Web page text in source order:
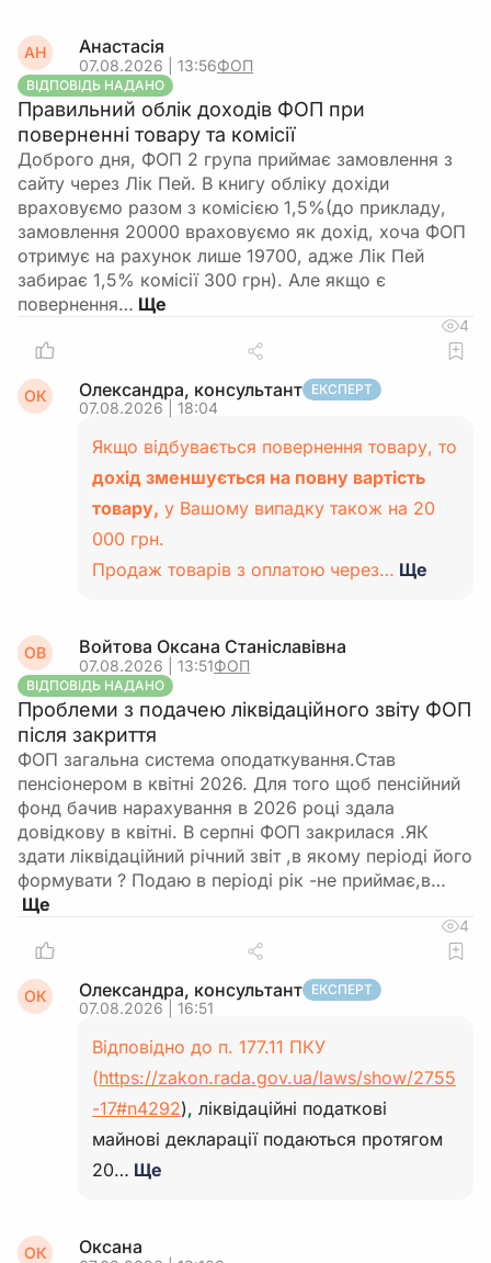
АН Анастасія
07.08.2026 | 13:56ФОП
ВІДПОВІДЬ НАДАНО
Правильний облік доходів ФОП при
поверненні товару та комісії
Доброго дня, ФОП 2 група приймає замовлення з
сайту через Лік Пей. В книгу обліку дохіди
враховуємо разом з комісією 1,5%(до прикладу,
замовлення 20000 враховуємо як дохід, хоча ФОП
отримує на рахунок лише 19700, адже Лік Пей
забирає 1,5% комісії 300 грн). Але якщо є
повернення…
4
ОК Олександра, консультант ЕКСПЕРТ
07.08.2026 | 18:04
Якщо відбувається повернення товару, то
дохід зменшується на повну вартість
товару, у Вашому випадку також на 20
000 грн.
Продаж товарів з оплатою через… Ще
ОВ Войтова Оксана Станіславівна
07.08.2026 | 13:51ФОП
ВІДПОВІДЬ НАДАНО
Проблеми з подачею ліквідаційного звіту ФОП
після закриття
ФОП загальна система оподаткування.Став
пенсіонером в квітні 2026. Для того щоб пенсійний
фонд бачив нарахування в 2026 році здала
довідкову в квітні. В серпні ФОП закрилася .ЯК
здати ліквідаційний річний звіт ,в якому періоді його
формувати ? Подаю в періоді рік -не приймає,в…
4
ОК Олександра, консультант ЕКСПЕРТ
07.08.2026 | 16:51
Відповідно до п. 177.11 ПКУ
(https://zakon.rada.gov.ua/laws/show/2755
-17#n4292), ліквідаційні податкові
майнові декларації подаються протягом
20… Ще
ОК Оксана